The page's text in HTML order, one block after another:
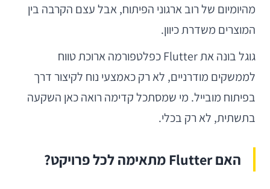
מהיומיום של רוב ארגוני הפיתוח, אבל עצם הקרבה בין
המוצרים משדרת כיוון.
גוגל בונה את Flutter כפלטפורמה ארוכת טווח
לממשקים מודרניים, לא רק כאמצעי נוח לקיצור דרך
בפיתוח מובייל. מי שמסתכל קדימה רואה כאן השקעה
בתשתית, לא רק בכלי.
האם Flutter מתאימה לכל פרויקט?